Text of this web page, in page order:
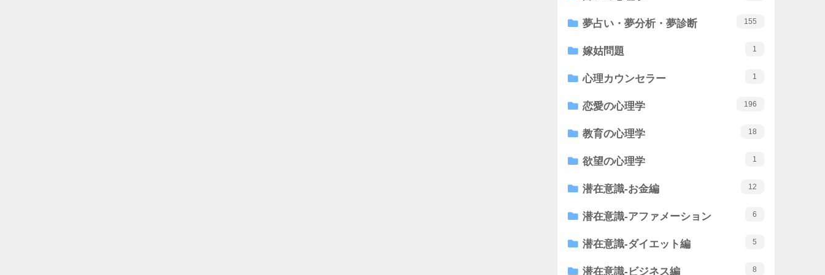
夢占い・夢分析・夢診断 155
嫁姑問題 1
心理カウンセラー 1
恋愛の心理学 196
教育の心理学 18
欲望の心理学 1
潜在意識-お金編 12
潜在意識-アファメーション 6
潜在意識-ダイエット編 5
潜在意識-ビジネス編 8